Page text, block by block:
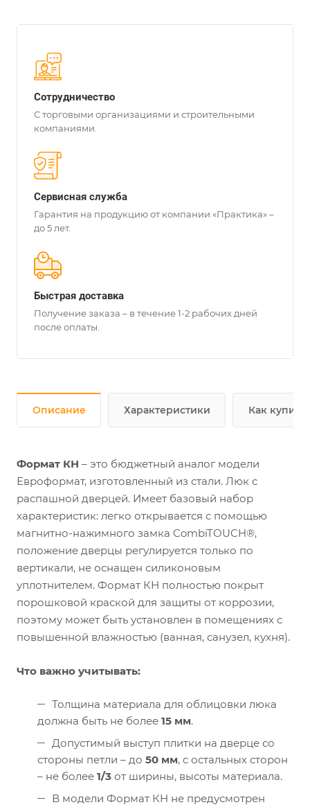
Сотрудничество
С торговыми организациями и строительными
компаниями.
Сервисная служба
Гарантия на продукцию от компании «Практика» –
до 5 лет.
Быстрая доставка
Получение заказа – в течение 1-2 рабочих дней
после оплаты.
Описание Характеристики Как купить
Формат КН – это бюджетный аналог модели
Евроформат, изготовленный из стали. Люк с
распашной дверцей. Имеет базовый набор
характеристик: легко открывается с помощью
магнитно-нажимного замка CombiTOUCH®,
положение дверцы регулируется только по
вертикали, не оснащен силиконовым
уплотнителем. Формат КН полностью покрыт
порошковой краской для защиты от коррозии,
поэтому может быть установлен в помещениях с
повышенной влажностью (ванная, санузел, кухня).
Что важно учитывать:
Толщина материала для облицовки люка
должна быть не более 15 мм.
Допустимый выступ плитки на дверце со
стороны петли – до 50 мм, с остальных сторон
– не более 1/3 от ширины, высоты материала.
В модели Формат КН не предусмотрен